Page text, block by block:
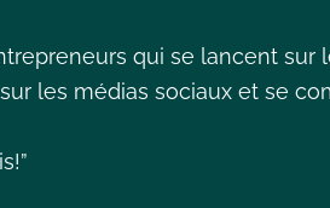
qui se lancent sur
les médias sociaux et se